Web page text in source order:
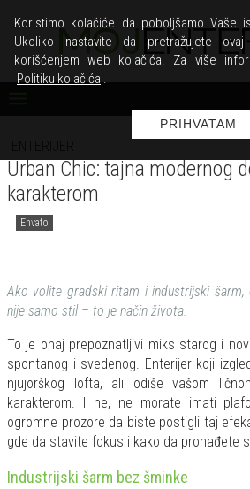
Urban Chic: tajna modernog
karakterom
Envato
Ako volite gradski ritam i industrijski šarm,
nije samo stil – to je način života.
To je onaj prepoznatljivi miks starog i
spontanog i svedenog. Enterijer koji
njujorškog lofta, ali odiše vašom
karakterom. I ne, ne morate imati
ogromne prozore da biste postigli taj
gde da stavite fokus i kako da pronađete
Industrijski šarm bez šminke
Koristimo kolačiće da poboljšamo Vaše
Ukoliko nastavite da pretražujete
korišćenjem web kolačića. Za više
Politiku kolačića .
PRIHVATAM